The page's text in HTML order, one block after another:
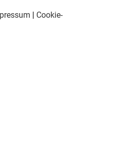
| Cookie-